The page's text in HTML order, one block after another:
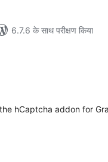
6.7.6 के साथ परीक्षण किया
hCaptcha addon for